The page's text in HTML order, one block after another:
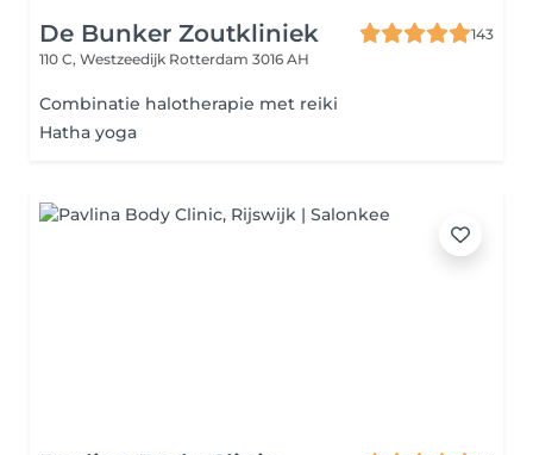
De Bunker Zoutkliniek
143
110 C, Westzeedijk Rotterdam 3016 AH
Combinatie halotherapie met reiki
Hatha yoga